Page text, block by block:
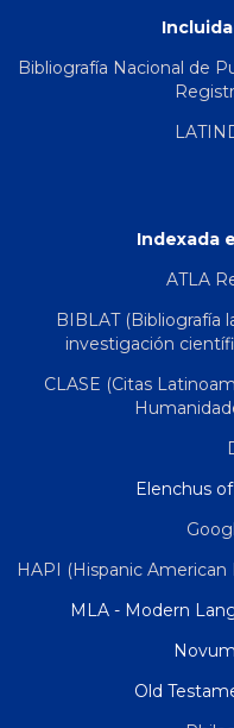
Bibliografía Nacional de
Indexada
ATLA
BIBLAT (Bibliografía
investigación
CLASE (Citas
Elenchus
HAPI (Hispanic American
MLA - Modern
Old